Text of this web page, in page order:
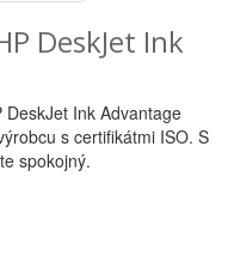
DeskJet Ink
Ink Advantage
s certifikátmi ISO. S
spokojný.